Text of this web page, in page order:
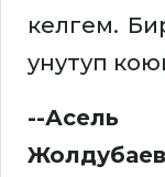
келгем.
унутуп
--Асель